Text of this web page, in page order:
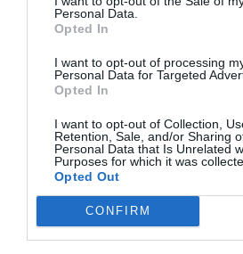
Personal Data.
Opted In
I want to opt-out of processing
Personal Data for Targeted
Opted In
I want to opt-out of Collection,
Retention, Sale, and/or Sharing
Personal Data that Is Unrelated
Purposes for which it was
Opted Out
CONFIRM
RELACIONADES